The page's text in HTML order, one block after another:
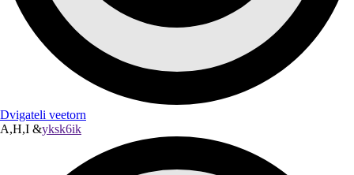
Dvigateli veetorn
A,H,I &yksk6ik